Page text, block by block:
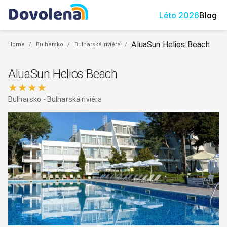
Léto 2026Blog
Home / Bulharsko / Bulharská riviéra / AluaSun Helios Beach
AluaSun Helios Beach
★★★★
Bulharsko - Bulharská riviéra